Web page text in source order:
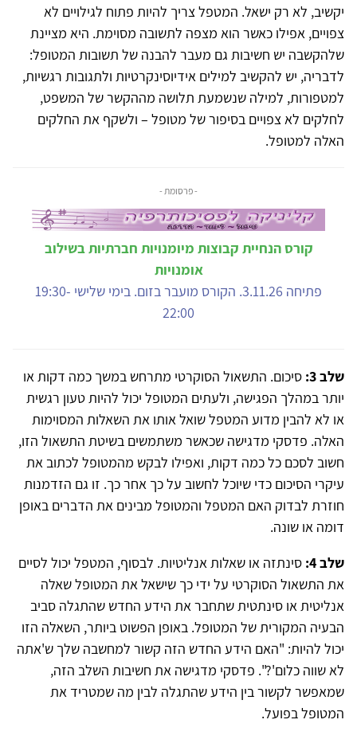
יקשיב, לא רק ישאל. המטפל צריך להיות פתוח לגילויים לא
צפויים, אפילו כאשר הוא מצפה לתשובה מסוימת. היא מציינת
שלהקשבה יש חשיבות גם מעבר להבנה של תשובות המטופל:
לדבריה, יש להקשיב למילים אידיוסינקרטיות ולתגובות רגשיות,
למטפורות, למילה שנשמעת תלושה מההקשר של המשפט,
לחלקים לא צפויים בסיפור של מטופל – ולשקף את החלקים
האלה למטופל.
- פרסומת -
קורס הנחיית קבוצות מיומנויות חברתיות בשילוב
אומנויות
פתיחה 3.11.26. הקורס מועבר בזום. בימי שלישי 19:30-
22:00
שלב 3:
סיכום. התשאול הסוקרטי מתרחש במשך כמה דקות או
יותר במהלך הפגישה, ולעתים המטופל יכול להיות טעון רגשית
או לא להבין מדוע המטפל שואל אותו את השאלות המסוימות
האלה. פדסקי מדגישה שכאשר משתמשים בשיטת התשאול הזו,
חשוב לסכם כל כמה דקות, ואפילו לבקש מהמטופל לכתוב את
עיקרי הסיכום כדי שיוכל לחשוב על כך אחר כך. זו גם הזדמנות
חוזרת לבדוק האם המטפל והמטופל מבינים את הדברים באופן
דומה או שונה.
שלב 4:
סינתזה או שאלות אנליטיות. לבסוף, המטפל יכול לסיים
את התשאול הסוקרטי על ידי כך שישאל את המטופל שאלה
אנליטית או סינתטית שתחבר את הידע החדש שהתגלה סביב
הבעיה המקורית של המטופל. באופן הפשוט ביותר, השאלה הזו
יכול להיות: "האם הידע החדש הזה קשור למחשבה שלך ש'אתה
לא שווה כלום'?". פדסקי מדגישה את חשיבות השלב הזה,
שמאפשר לקשור בין הידע שהתגלה לבין מה שמטריד את
המטופל בפועל.